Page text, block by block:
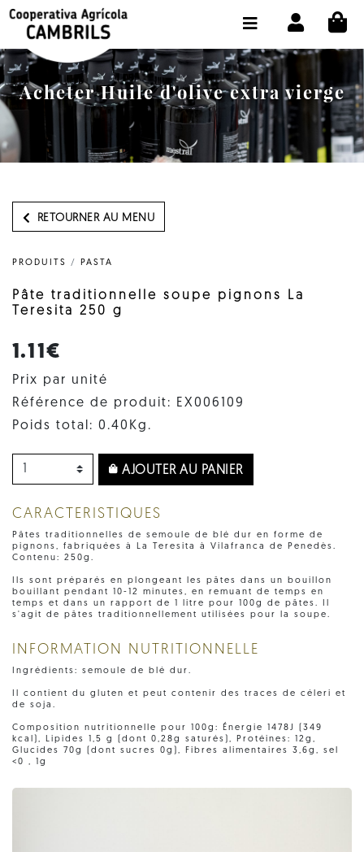
Acheter Huile d'olive extra vierge
RETOURNER AU MENU
PRODUITS / PASTA
Pâte traditionnelle soupe pignons La
Teresita 250 g
1.11€
Prix par unité
Référence de produit: EX006109
Poids total: 0.40Kg.
AJOUTER AU PANIER
CARACTERISTIQUES
Pâtes traditionnelles de semoule de blé dur en forme de
pignons, fabriquées à La Teresita à Vilafranca de Penedès.
Contenu: 250g.
Ils sont préparés en plongeant les pâtes dans un bouillon
bouillant pendant 10-12 minutes, en remuant de temps en
temps et dans un rapport de 1 litre pour 100g de pâtes. Il
s'agit de pâtes traditionnellement utilisées pour la soupe.
INFORMATION NUTRITIONNELLE
Ingrédients: semoule de blé dur.
Il contient du gluten et peut contenir des traces de céleri et
de soja.
Composition nutritionnelle pour 100g: Énergie 1478J (349
kcal), Lipides 1,5 g (dont 0,28g saturés), Protéines: 12g,
Glucides 70g (dont sucres 0g), Fibres alimentaires 3,6g, sel
<0 , 1g
BOUTIQUE ACHETER EN LIGNE
LA COOPÉRATIVE
OLEOTOUR
PRODUITS
NOTRE HUILE
CHOISIR LA LANGUE: